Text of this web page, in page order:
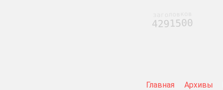
Главная Архивы
4291500